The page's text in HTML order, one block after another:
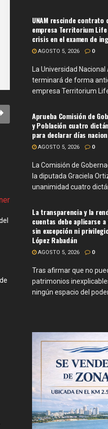
UNAM rescinde contrato
empresa Territorium
crisis en el examen de
AGOSTO 5, 2026 0
La Universidad
terminará de forma
empresa Territorium Life
Aprueba Comisión de
y Población cuatro
para declarar días
AGOSTO 5, 2026 0
La Comisión de
la diputada Graciela
unanimidad cuatro
La transparencia y la
cuentas debe aplicarse
sin excepción ni
López Rabadán
AGOSTO 5, 2026 0
Tras afirmar que no
patrimonios
ningún espacio del